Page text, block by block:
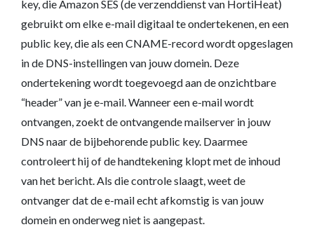
key, die Amazon SES (de verzenddienst van HortiHeat)
gebruikt om elke e-mail digitaal te ondertekenen, en een
public key, die als een CNAME-record wordt opgeslagen
in de DNS-instellingen van jouw domein. Deze
ondertekening wordt toegevoegd aan de onzichtbare
“header” van je e-mail. Wanneer een e-mail wordt
ontvangen, zoekt de ontvangende mailserver in jouw
DNS naar de bijbehorende public key. Daarmee
controleert hij of de handtekening klopt met de inhoud
van het bericht. Als die controle slaagt, weet de
ontvanger dat de e-mail echt afkomstig is van jouw
domein en onderweg niet is aangepast.